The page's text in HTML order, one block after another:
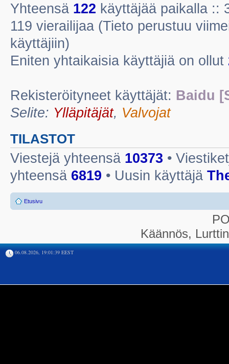
Yhteensä 122 käyttäjää paikalla ::
119 vierailijaa (Tieto perustuu
käyttäjiin)
Eniten yhtaikaisia käyttäjiä on ollut
Rekisteröityneet käyttäjät: Baidu
Selite: Ylläpitäjät, Valvojat
TILASTOT
Viestejä yhteensä 10373 •
yhteensä 6819 • Uusin käyttäjä
Etusivu
Käännös,
06.08.2026, 19:01:39 EEST